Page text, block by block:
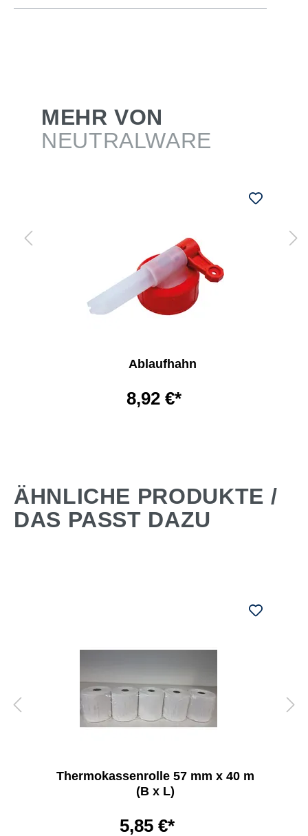
MEHR VON
NEUTRALWARE
Ablaufhahn
8,92 €*
ÄHNLICHE PRODUKTE /
DAS PASST DAZU
Thermokassenrolle 57 mm x 40 m
(B x L)
5,85 €*